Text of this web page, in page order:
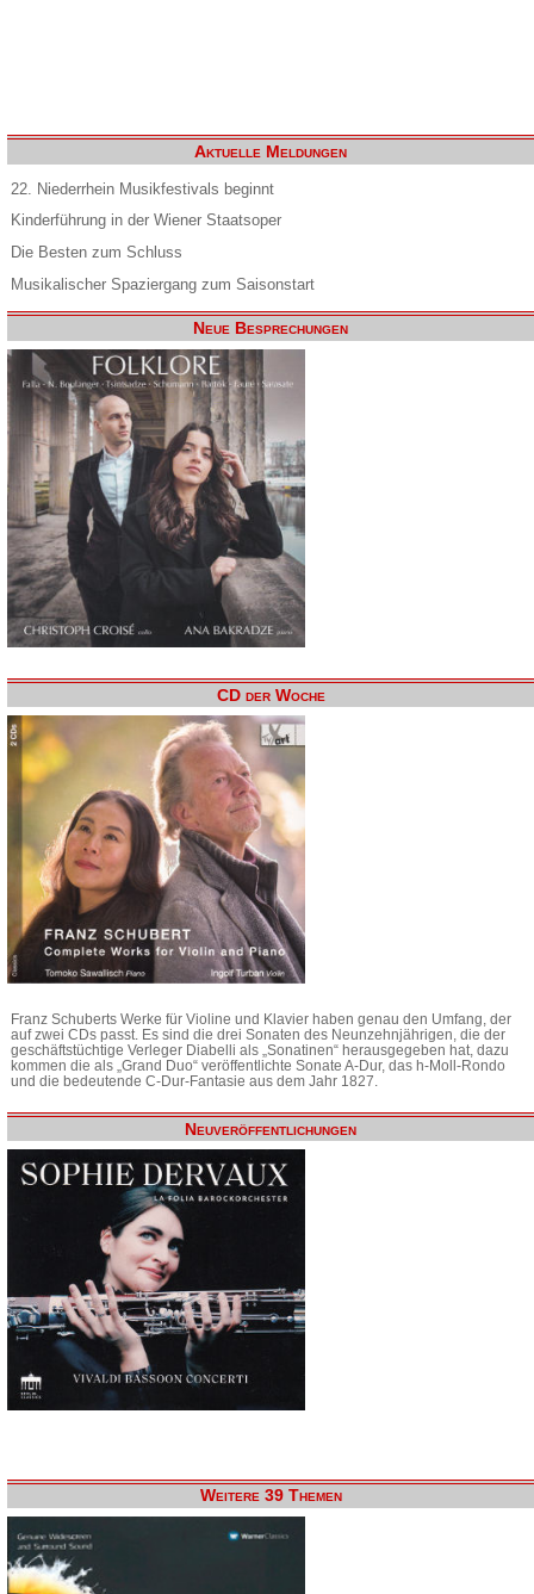
Aktuelle Meldungen
22. Niederrhein Musikfestivals beginnt
Kinderführung in der Wiener Staatsoper
Die Besten zum Schluss
Musikalischer Spaziergang zum Saisonstart
Neue Besprechungen
CD der Woche
Franz Schuberts Werke für Violine und Klavier haben genau den Umfang, der
auf zwei CDs passt. Es sind die drei Sonaten des Neunzehnjährigen, die der
geschäftstüchtige Verleger Diabelli als „Sonatinen“ herausgegeben hat, dazu
kommen die als „Grand Duo“ veröffentlichte Sonate A-Dur, das h-Moll-Rondo
und die bedeutende C-Dur-Fantasie aus dem Jahr 1827.
Neuveröffentlichungen
Weitere 39 Themen